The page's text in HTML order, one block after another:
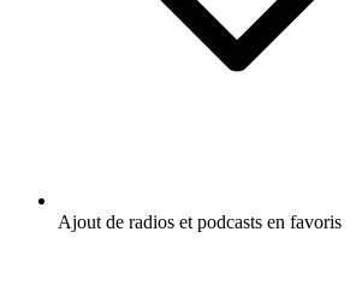
Ajout de radios et podcasts en favoris